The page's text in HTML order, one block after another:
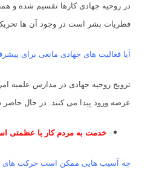
در روحیه جهادی کارها تقسیم شده و
فطریات بشر است در وجود آن ها تحریک
آیا فعالیت های جهادی مانعی برای
ترویج روحیه جهادی در مدارس علمیه
عرصه ورود پیدا می کنند. در حال حاضر
خدمت به مردم کار با عظمتی
چه آسیب هایی ممکن است حرکت های